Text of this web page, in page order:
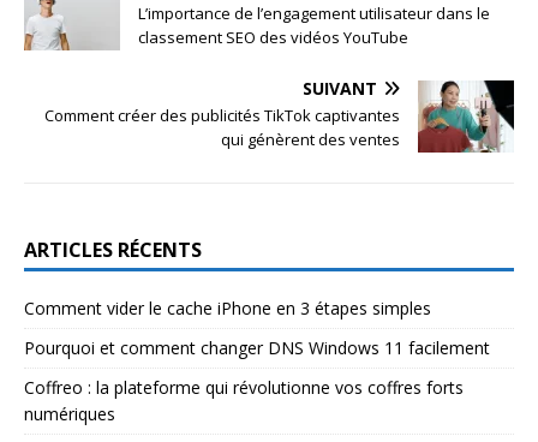
L’importance de l’engagement utilisateur dans le
classement SEO des vidéos YouTube
SUIVANT
Comment créer des publicités TikTok captivantes
qui génèrent des ventes
ARTICLES RÉCENTS
Comment vider le cache iPhone en 3 étapes simples
Pourquoi et comment changer DNS Windows 11 facilement
Coffreo : la plateforme qui révolutionne vos coffres forts
numériques